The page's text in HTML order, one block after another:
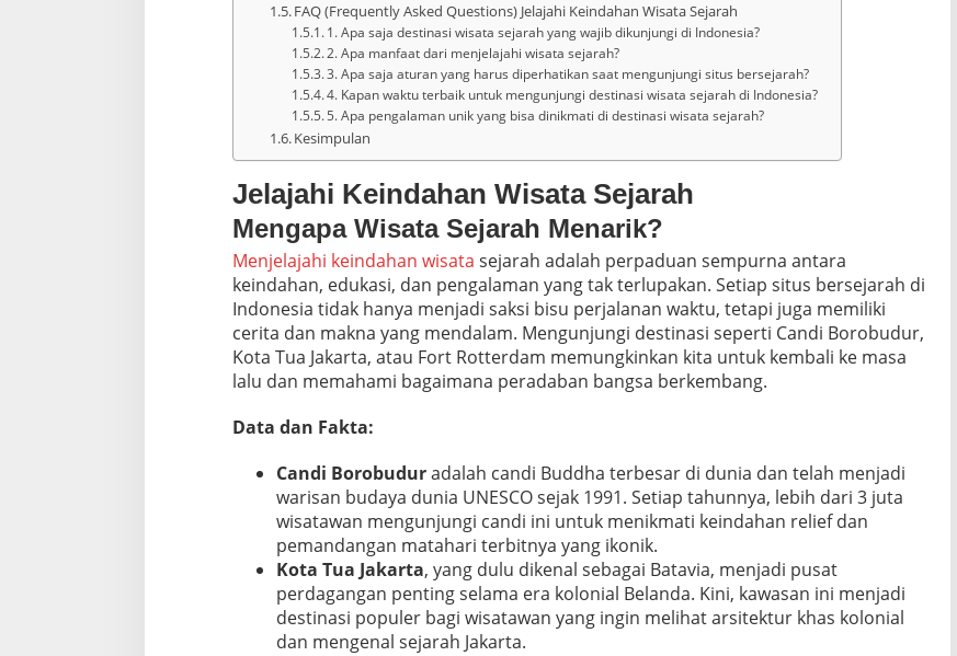
FAQ (Frequently Asked Questions) Jelajahi Keindahan Wisata Sejarah
1. Apa saja destinasi wisata sejarah yang wajib dikunjungi di Indonesia?
2. Apa manfaat dari menjelajahi wisata sejarah?
3. Apa saja aturan yang harus diperhatikan saat mengunjungi situs bersejarah?
4. Kapan waktu terbaik untuk mengunjungi destinasi wisata sejarah di Indonesia?
5. Apa pengalaman unik yang bisa dinikmati di destinasi wisata sejarah?
Kesimpulan
Jelajahi Keindahan Wisata Sejarah
Mengapa Wisata Sejarah Menarik?
Menjelajahi keindahan wisata sejarah adalah perpaduan sempurna antara
keindahan, edukasi, dan pengalaman yang tak terlupakan. Setiap situs bersejarah di
Indonesia tidak hanya menjadi saksi bisu perjalanan waktu, tetapi juga memiliki
cerita dan makna yang mendalam. Mengunjungi destinasi seperti Candi Borobudur,
Kota Tua Jakarta, atau Fort Rotterdam memungkinkan kita untuk kembali ke masa
lalu dan memahami bagaimana peradaban bangsa berkembang.
Data dan Fakta:
Candi Borobuduradalah candi Buddha terbesar di dunia dan telah menjadi
warisan budaya dunia UNESCO sejak 1991. Setiap tahunnya, lebih dari 3 juta
wisatawan mengunjungi candi ini untuk menikmati keindahan relief dan
pemandangan matahari terbitnya yang ikonik.
Kota Tua Jakarta, yang dulu dikenal sebagai Batavia, menjadi pusat
perdagangan penting selama era kolonial Belanda. Kini, kawasan ini menjadi
destinasi populer bagi wisatawan yang ingin melihat arsitektur khas kolonial
dan mengenal sejarah Jakarta.